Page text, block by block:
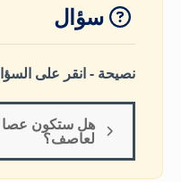
سؤال
نصيحة - انقر على
هل ستكون عصا
لعاصف؟